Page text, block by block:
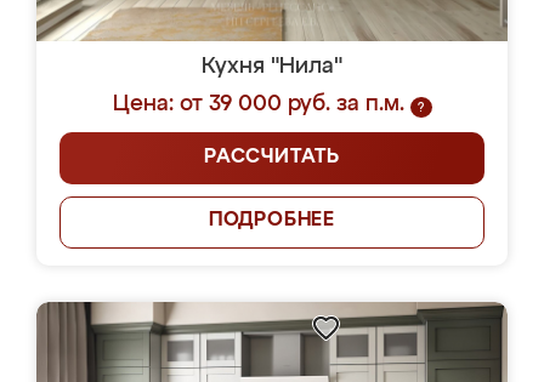
Кухня "Нила"
Цена: от 39 000 руб. за п.м.
?
РАССЧИТАТЬ
ПОДРОБНЕЕ